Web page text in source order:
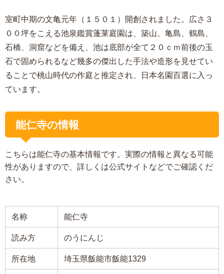
室町中期の文亀元年（１５０１）開創されました。広さ３
００坪をこえる池泉鑑賞蓬莱庭園は、築山、亀島、鶴島、
石橋、洞窟などを備え、池は底部が全て２０ｃｍ前後の玉
石で固められるなど幾多の傑出した手法や造形を見せてい
ることで桃山時代の作庭と推定され、日本名園百選に入っ
ています。
能仁寺の情報
こちらは能仁寺の基本情報です。実際の情報と異なる可能
性がありますので、詳しくは公式サイトなどでご確認くだ
さい。
名称 能仁寺
読み方 のうにんじ
所在地 埼玉県飯能市飯能1329